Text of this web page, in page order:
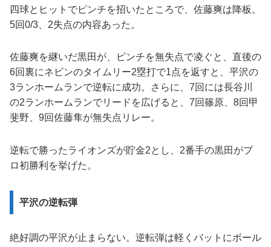
四球とヒットでピンチを招いたところで、佐藤爽は降板。
5回0/3、2失点の内容あった。
佐藤爽を継いだ黒田が、ピンチを無失点で凌ぐと、直後の
6回裏にネビンのタイムリー2塁打で1点を返すと、平沢の
3ランホームランで逆転に成功。さらに、7回には長谷川
の2ランホームランでリードを広げると、7回篠原、8回甲
斐野、9回佐藤隼が無失点リレー。
逆転で勝ったライオンズが貯金2とし、2番手の黒田がプ
ロ初勝利を挙げた。
平沢の逆転弾
絶好調の平沢が止まらない。逆転弾は軽くバットにボール